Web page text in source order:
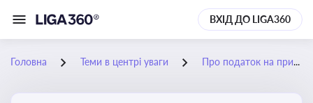
ВХІД ДО LIGA360
Головна Теми в центрі уваги Про податок на прибуток